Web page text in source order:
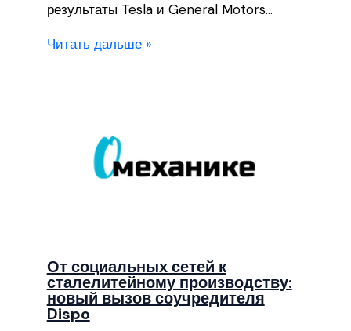
результаты Tesla и General Motors…
Читать дальше »
От социальных сетей к
сталелитейному производству:
новый вызов соучредителя
Dispo